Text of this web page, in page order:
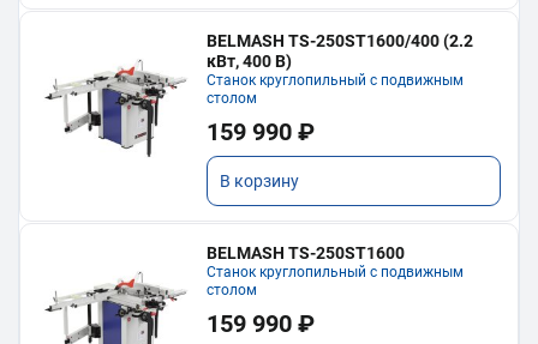
BELMASH TS-250ST1600/400 (2.2
кВт, 400 В)
Станок круглопильный с подвижным
столом
159 990 ₽
В корзину
BELMASH TS-250ST1600
Станок круглопильный с подвижным
столом
159 990 ₽